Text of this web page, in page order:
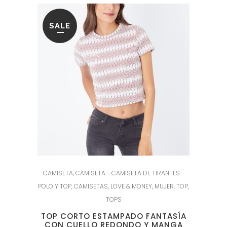
SALE
CAMISETA,CAMISETA - CAMISETA DE TIRANTES -
POLO Y TOP,CAMISETAS, LOVE & MONEY, MUJER,TOP,
TOPS
TOP CORTO ESTAMPADO FANTASÍA
CON CUELLO REDONDO Y MANGA